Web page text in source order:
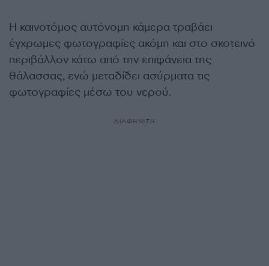
Η καινοτόμος αυτόνομη κάμερα τραβάει
έγχρωμες φωτογραφίες ακόμη και στο σκοτεινό
περιβάλλον κάτω από την επιφάνεια της
θάλασσας, ενώ μεταδίδει ασύρματα τις
φωτογραφίες μέσω του νερού.
ΔΙΑΦΗΜΙΣΗ